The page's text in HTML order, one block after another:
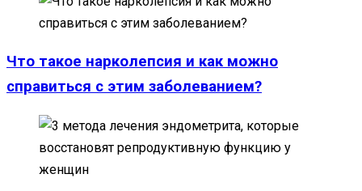
Что такое нарколепсия и как можно
справиться с этим заболеванием?